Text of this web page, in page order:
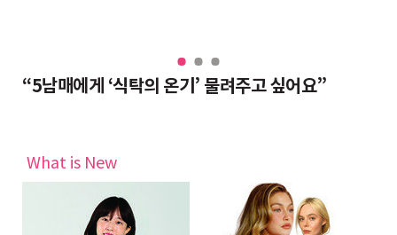
“5남매에게 ‘식탁의 온기’ 물려주고 싶어요”
What is New